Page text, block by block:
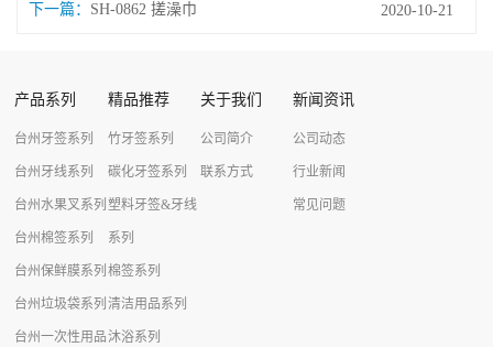
下一篇： SH-0862 搓澡巾 2020-10-21
产品系列
台州牙签系列
台州牙线系列
台州水果叉系列
台州棉签系列
台州保鲜膜系列
台州垃圾袋系列
台州一次性用品
精品推荐
竹牙签系列
碳化牙签系列
塑料牙签&牙线
系列
棉签系列
清洁用品系列
沐浴系列
关于我们
公司简介
联系方式
新闻资讯
公司动态
行业新闻
常见问题